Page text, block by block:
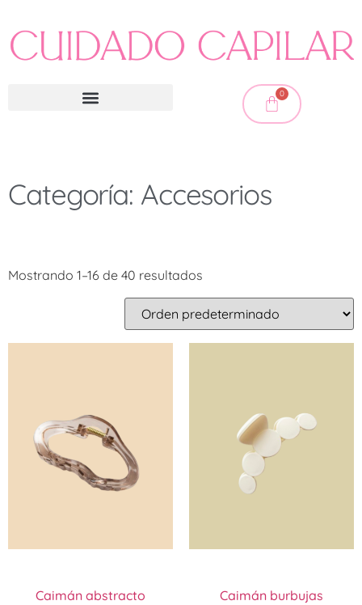
0
Categoría: Accesorios
Mostrando 1–16 de 40 resultados
Caimán abstracto Caimán burbujas